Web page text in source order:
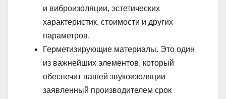
и виброизоляции, эстетических
характеристик, стоимости и других
параметров.
Герметизирующие материалы. Это один
из важнейших элементов, который
обеспечит вашей звукоизоляции
заявленный производителем срок